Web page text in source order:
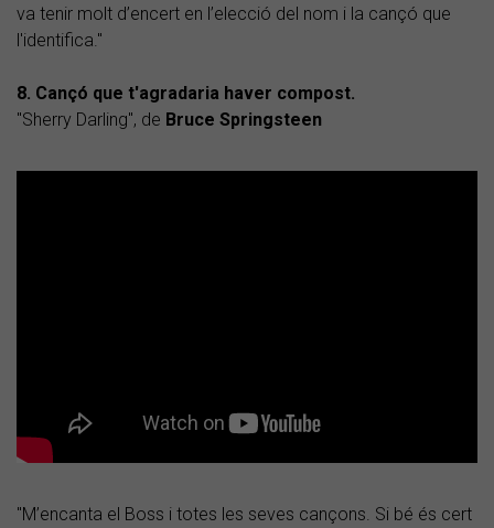
va tenir molt d’encert en l’elecció del nom i la cançó que
l'identifica."
8. Cançó que t'agradaria haver compost.
"Sherry Darling", de Bruce Springsteen
"M’encanta el Boss i totes les seves cançons. Si bé és cert